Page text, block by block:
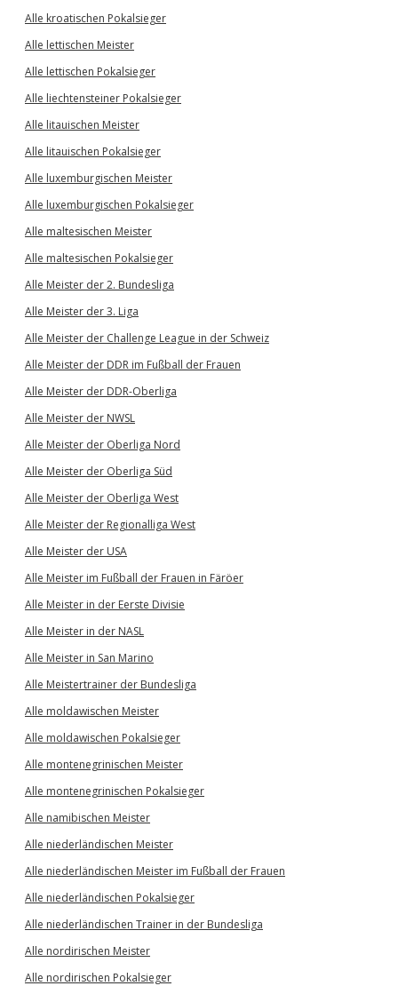
Alle kroatischen Pokalsieger
Alle lettischen Meister
Alle lettischen Pokalsieger
Alle liechtensteiner Pokalsieger
Alle litauischen Meister
Alle litauischen Pokalsieger
Alle luxemburgischen Meister
Alle luxemburgischen Pokalsieger
Alle maltesischen Meister
Alle maltesischen Pokalsieger
Alle Meister der 2. Bundesliga
Alle Meister der 3. Liga
Alle Meister der Challenge League in der Schweiz
Alle Meister der DDR im Fußball der Frauen
Alle Meister der DDR-Oberliga
Alle Meister der NWSL
Alle Meister der Oberliga Nord
Alle Meister der Oberliga Süd
Alle Meister der Oberliga West
Alle Meister der Regionalliga West
Alle Meister der USA
Alle Meister im Fußball der Frauen in Färöer
Alle Meister in der Eerste Divisie
Alle Meister in der NASL
Alle Meister in San Marino
Alle Meistertrainer der Bundesliga
Alle moldawischen Meister
Alle moldawischen Pokalsieger
Alle montenegrinischen Meister
Alle montenegrinischen Pokalsieger
Alle namibischen Meister
Alle niederländischen Meister
Alle niederländischen Meister im Fußball der Frauen
Alle niederländischen Pokalsieger
Alle niederländischen Trainer in der Bundesliga
Alle nordirischen Meister
Alle nordirischen Pokalsieger